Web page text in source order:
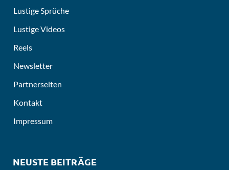
Lustige Sprüche
Lustige Videos
Reels
Newsletter
Partnerseiten
Kontakt
Impressum
NEUSTE BEITRÄGE